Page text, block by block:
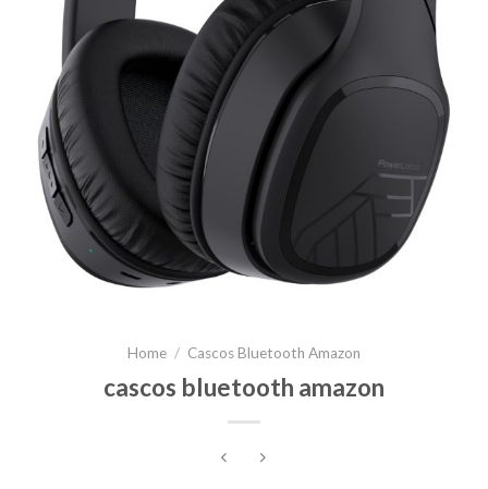
Home / Cascos Bluetooth Amazon
cascos bluetooth amazon